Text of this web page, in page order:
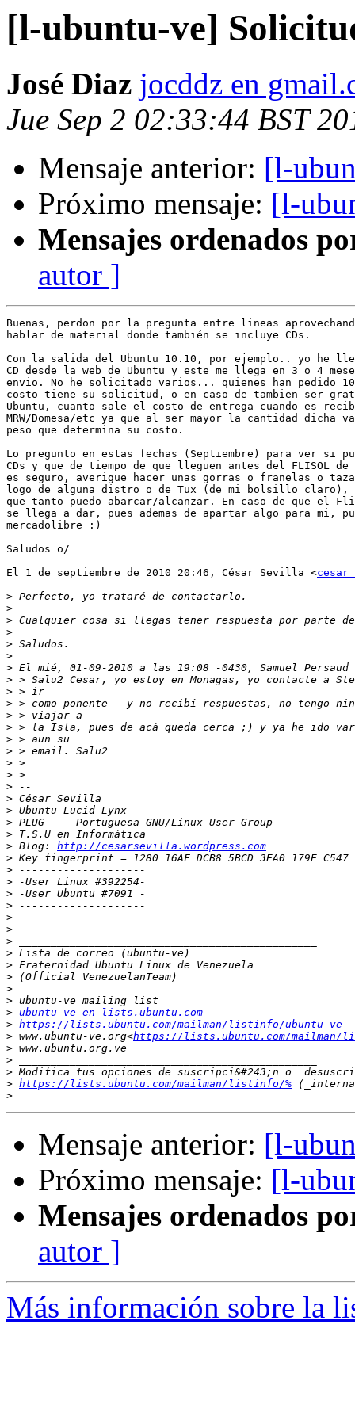
[l-ubuntu-ve]
José Diaz jocddz en
Jue Sep 2 02:33:44 BST
Mensaje anterior: [l-
Próximo mensaje: [l-
Mensajes ordenados
autor ]
Buenas, perdon por la pregunta entre lineas
hablar de material donde también se incluye CDs.
Con la salida del Ubuntu 10.10, por ejemplo.. yo he
CD desde la web de Ubuntu y este me llega en 3 o 4
envio. No he solicitado varios... quienes han pedido
costo tiene su solicitud, o en caso de tambien ser
Ubuntu, cuanto sale el costo de entrega cuando es
MRW/Domesa/etc ya que al ser mayor la cantidad dicha
peso que determina su costo.
Lo pregunto en estas fechas (Septiembre) para ver si
CDs y que de tiempo de que lleguen antes del FLISOL
es seguro, averigue hacer unas gorras o franelas o
logo de alguna distro o de Tux (de mi bolsillo claro),
que tanto puedo abarcar/alcanzar. En caso de que el
se llega a dar, pues ademas de apartar algo para mi,
mercadolibre :)
Saludos o/
El 1 de septiembre de 2010 20:46, César Sevilla <cesar
>
>
>
>
>
>
>
>
>
>
>
>
>
>
>
>
>
>
>
>
>
> Blog: http://cesarsevilla.wordpress.com
>
>
>
>
>
>
>
>
>
>
>
>
>
> ubuntu-ve en lists.ubuntu.com
> https://lists.ubuntu.com/mailman/listinfo/ubuntu-ve
> www.ubuntu-ve.org<https://lists.ubuntu.com/mailman/
>
>
>
> https://lists.ubuntu.com/mailman/listinfo/%
>
Mensaje anterior: [l-
Próximo mensaje: [l-
Mensajes ordenados
autor ]
Más información sobre la